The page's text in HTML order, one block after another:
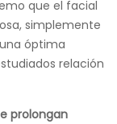
que el facial
simplemente
óptima
relación
prolongan